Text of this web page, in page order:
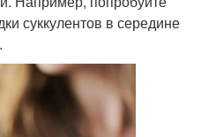
суккулентов в середине